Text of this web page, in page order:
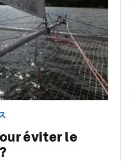
éviter le